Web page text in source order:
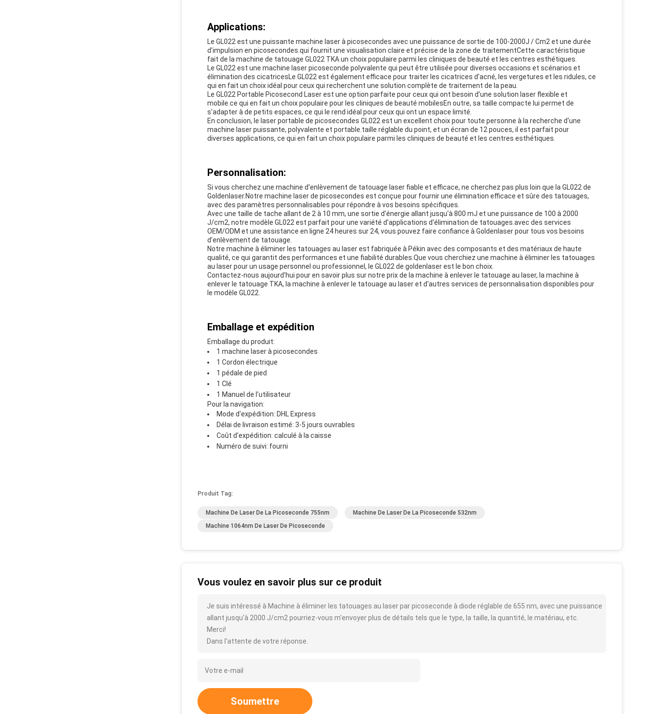
Applications:
Le GL022 est une puissante machine laser à picosecondes avec une puissance de sortie de 100-2000J / Cm2 et une durée
d'impulsion en picosecondes.qui fournit une visualisation claire et précise de la zone de traitementCette caractéristique
fait de la machine de tatouage GL022 TKA un choix populaire parmi les cliniques de beauté et les centres esthétiques.
Le GL022 est une machine laser picoseconde polyvalente qui peut être utilisée pour diverses occasions et scénarios.et
élimination des cicatricesLe GL022 est également efficace pour traiter les cicatrices d'acné, les vergetures et les ridules, ce
qui en fait un choix idéal pour ceux qui recherchent une solution complète de traitement de la peau.
Le GL022 Portable Picosecond Laser est une option parfaite pour ceux qui ont besoin d'une solution laser flexible et
mobile.ce qui en fait un choix populaire pour les cliniques de beauté mobilesEn outre, sa taille compacte lui permet de
s'adapter à de petits espaces, ce qui le rend idéal pour ceux qui ont un espace limité.
En conclusion, le laser portable de picosecondes GL022 est un excellent choix pour toute personne à la recherche d'une
machine laser puissante, polyvalente et portable.taille réglable du point, et un écran de 12 pouces, il est parfait pour
diverses applications, ce qui en fait un choix populaire parmi les cliniques de beauté et les centres esthétiques.
Personnalisation:
Si vous cherchez une machine d'enlèvement de tatouage laser fiable et efficace, ne cherchez pas plus loin que la GL022 de
Goldenlaser.Notre machine laser de picosecondes est conçue pour fournir une élimination efficace et sûre des tatouages,
avec des paramètres personnalisables pour répondre à vos besoins spécifiques.
Avec une taille de tache allant de 2 à 10 mm, une sortie d'énergie allant jusqu'à 800 mJ et une puissance de 100 à 2000
J/cm2, notre modèle GL022 est parfait pour une variété d'applications d'élimination de tatouages.avec des services
OEM/ODM et une assistance en ligne 24 heures sur 24, vous pouvez faire confiance à Goldenlaser pour tous vos besoins
d'enlèvement de tatouage.
Notre machine à éliminer les tatouages au laser est fabriquée à Pékin avec des composants et des matériaux de haute
qualité, ce qui garantit des performances et une fiabilité durables.Que vous cherchiez une machine à éliminer les tatouages
au laser pour un usage personnel ou professionnel, le GL022 de goldenlaser est le bon choix.
Contactez-nous aujourd'hui pour en savoir plus sur notre prix de la machine à enlever le tatouage au laser, la machine à
enlever le tatouage TKA, la machine à enlever le tatouage au laser et d'autres services de personnalisation disponibles pour
le modèle GL022.
Emballage et expédition
Emballage du produit:
1 machine laser à picosecondes
1 Cordon électrique
1 pédale de pied
1 Clé
1 Manuel de l'utilisateur
Pour la navigation:
Mode d'expédition: DHL Express
Délai de livraison estimé: 3-5 jours ouvrables
Coût d'expédition: calculé à la caisse
Numéro de suivi: fourni
Produit Tag:
Machine De Laser De La Picoseconde 755nm
Machine De Laser De La Picoseconde 532nm
Machine 1064nm De Laser De Picoseconde
Vous voulez en savoir plus sur ce produit
Je suis intéressé à Machine à éliminer les tatouages au laser par picoseconde à diode réglable de 655 nm, avec une puissance
allant jusqu'à 2000 J/cm2 pourriez-vous m'envoyer plus de détails tels que le type, la taille, la quantité, le matériau, etc.
Merci!
Dans l'attente de votre réponse.
Soumettre